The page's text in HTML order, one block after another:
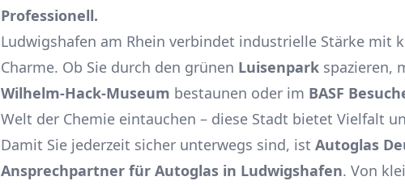
Professionell.
Ludwigshafen am Rhein verbindet industrielle Stärke mit
Charme. Ob Sie durch den grünen Luisenpark spazieren,
Wilhelm-Hack-Museum bestaunen oder im BASF
Welt der Chemie eintauchen – diese Stadt bietet Vielfalt
Damit Sie jederzeit sicher unterwegs sind, ist Autoglas
Ansprechpartner für Autoglas in Ludwigshafen. Von